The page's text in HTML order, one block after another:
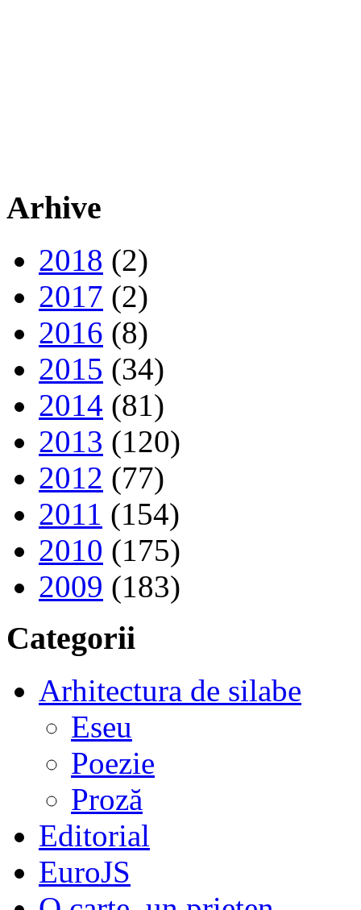
Arhive
2018 (2)
2017 (2)
2016 (8)
2015 (34)
2014 (81)
2013 (120)
2012 (77)
2011 (154)
2010 (175)
2009 (183)
Categorii
Arhitectura de silabe
Eseu
Poezie
Proză
Editorial
EuroJS